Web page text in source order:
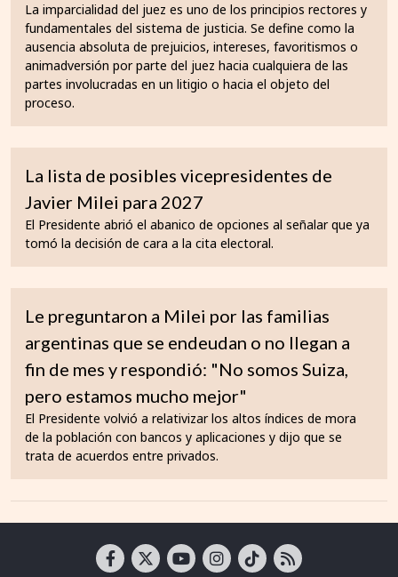
La imparcialidad del juez es uno de los principios rectores y
fundamentales del sistema de justicia. Se define como la
ausencia absoluta de prejuicios, intereses, favoritismos o
animadversión por parte del juez hacia cualquiera de las
partes involucradas en un litigio o hacia el objeto del
proceso.
La lista de posibles vicepresidentes de
Javier Milei para 2027
El Presidente abrió el abanico de opciones al señalar que ya
tomó la decisión de cara a la cita electoral.
Le preguntaron a Milei por las familias
argentinas que se endeudan o no llegan a
fin de mes y respondió: "No somos Suiza,
pero estamos mucho mejor"
El Presidente volvió a relativizar los altos índices de mora
de la población con bancos y aplicaciones y dijo que se
trata de acuerdos entre privados.